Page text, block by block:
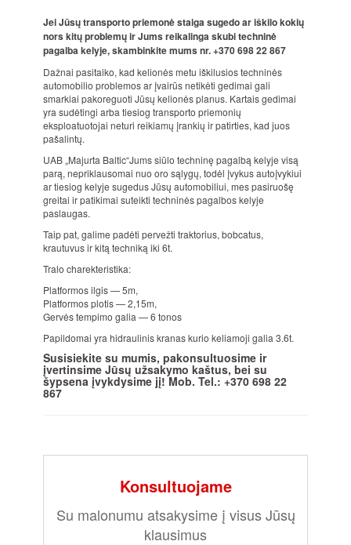
Jei Jūsų transporto priemonė staiga sugedo ar iškilo kokių
nors kitų problemų ir Jums reikalinga skubi techninė
pagalba kelyje, skambinkite mums nr. +370 698 22 867
Dažnai pasitaiko, kad kelionės metu iškilusios techninės
automobilio problemos ar įvairūs netikėti gedimai gali
smarkiai pakoreguoti Jūsų kelionės planus. Kartais gedimai
yra sudėtingi arba tiesiog transporto priemonių
eksploatuotojai neturi reikiamų įrankių ir patirties, kad juos
pašalintų.
UAB „Majurta Baltic“Jums siūlo techninę pagalbą kelyje visą
parą, nepriklausomai nuo oro sąlygų, todėl įvykus autoįvykiui
ar tiesiog kelyje sugedus Jūsų automobiliui, mes pasiruošę
greitai ir patikimai suteikti techninės pagalbos kelyje
paslaugas.
Taip pat, galime padėti pervežti traktorius, bobcatus,
krautuvus ir kitą techniką iki 6t.
Tralo charekteristika:
Platformos ilgis — 5m,
Platformos plotis — 2,15m,
Gervės tempimo galia — 6 tonos
Papildomai yra hidraulinis kranas kurio keliamoji galia 3.6t.
Susisiekite su mumis, pakonsultuosime ir
įvertinsime Jūsų užsakymo kaštus, bei su
šypsena įvykdysime jį! Mob. Tel.: +370 698 22
867
Konsultuojame
Su malonumu atsakysime į visus Jūsų
klausimus